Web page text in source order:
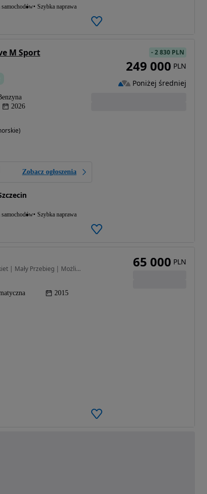
Szybka naprawa
M Sport
2026
Zobacz ogłoszenia
Szybka naprawa
-2 830 PLN
249 000 PLN
Poniżej średniej
1997 cm3 • 245 KM • BMW 428i xDrive Gran Coupé M Pakiet | Mały Przebieg | Możliwa Zamiana
2015
65 000 PLN